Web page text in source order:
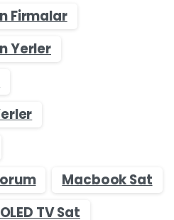
Firmalar
Yerler
Macbook Sat
OLED TV Sat